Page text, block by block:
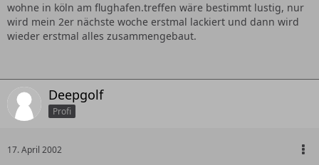
wohne in köln am flughafen.treffen wäre bestimmt lustig, nur
wird mein 2er nächste woche erstmal lackiert und dann wird
wieder erstmal alles zusammengebaut.
Deepgolf
Profi
17. April 2002